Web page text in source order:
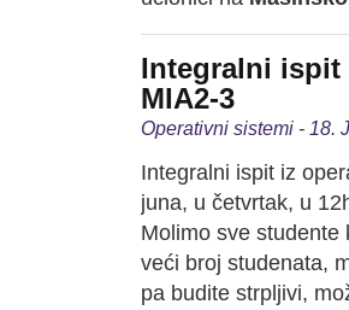
Integralni ispit
MIA2-3
Operativni sistemi - 18.
Integralni ispit iz
juna, u četvrtak, u
Molimo sve studente
veći broj studenata,
pa budite strpljivi,